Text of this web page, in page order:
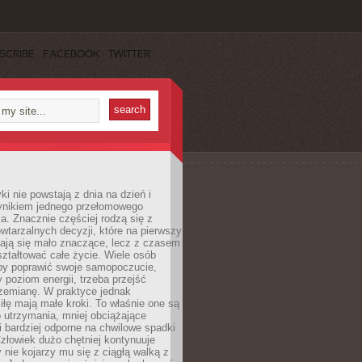
FACEBOOK TWITTER
nie powstają z dnia na dzień i
jednego przełomowego
Znacznie częściej rodzą się z
decyzji, które na pierwszy
się mało znaczące, lecz z czasem
całe życie. Wiele osób
poprawić swoje samopoczucie,
poziom energii, trzeba przejść
W praktyce jednak
mają małe kroki. To właśnie one są
utrzymania, mniej obciążające
bardziej odporne na chwilowe spadki
dużo chętniej kontynuuje
nie kojarzy mu się z ciągłą walką z